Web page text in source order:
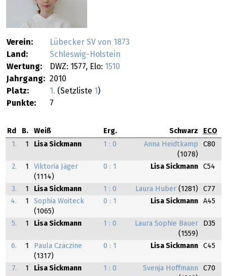
Verein:
Lübecker SV von 1873
Land:
Schleswig-Holstein
Wertung:
DWZ: 1577, Elo: 1510
Jahrgang: 2010
Platz:
1. (Setzliste 1 )
Punkte:
7
Rd B. Weiß Erg. Schwarz
ECO
1.
1 Lisa Sickmann 1 : 0
Anna Heidtkamp
(1078)
C80
2. 1
Viktoria Jäger
(1114)
0 : 1 Lisa Sickmann C54
3. 1 Lisa Sickmann 1 : 0 Laura Huber (1281)
C77
4.
1
Sophia Woiteck
(1065)
0 : 1 Lisa Sickmann A45
5. 1 Lisa Sickmann 1 : 0
Laura Sophie Bauer
(1559)
D35
6. 1
Paula Czäczine
(1317)
0 : 1 Lisa Sickmann C45
7. 1 Lisa Sickmann 1 : 0
Svenja Hoffmann
C70